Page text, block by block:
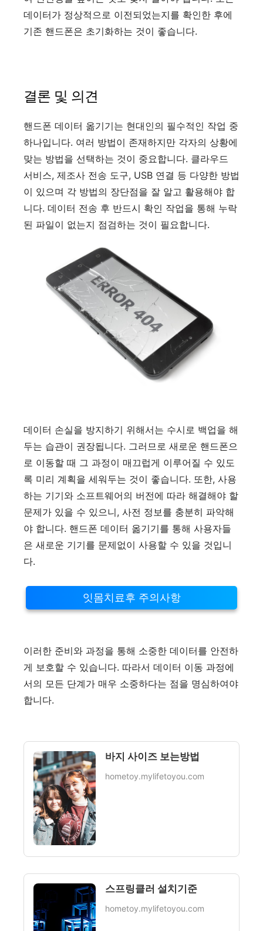
데이터가 정상적으로 이전되었는지를 확인한 후에
기존 핸드폰은 초기화하는 것이 좋습니다.
결론 및 의견
핸드폰 데이터 옮기기는 현대인의 필수적인 작업 중
하나입니다. 여러 방법이 존재하지만 각자의 상황에
맞는 방법을 선택하는 것이 중요합니다. 클라우드
서비스, 제조사 전송 도구, USB 연결 등 다양한 방법
이 있으며 각 방법의 장단점을 잘 알고 활용해야 합
니다. 데이터 전송 후 반드시 확인 작업을 통해 누락
된 파일이 없는지 점검하는 것이 필요합니다.
데이터 손실을 방지하기 위해서는 수시로 백업을 해
두는 습관이 권장됩니다. 그러므로 새로운 핸드폰으
로 이동할 때 그 과정이 매끄럽게 이루어질 수 있도
록 미리 계획을 세워두는 것이 좋습니다. 또한, 사용
하는 기기와 소프트웨어의 버전에 따라 해결해야 할
문제가 있을 수 있으니, 사전 정보를 충분히 파악해
야 합니다. 핸드폰 데이터 옮기기를 통해 사용자들
은 새로운 기기를 문제없이 사용할 수 있을 것입니
다.
잇몸치료후 주의사항
이러한 준비와 과정을 통해 소중한 데이터를 안전하
게 보호할 수 있습니다. 따라서 데이터 이동 과정에
서의 모든 단계가 매우 소중하다는 점을 명심하여야
합니다.
바지 사이즈 보는방법
hometoy.mylifetoyou.com
스프링클러 설치기준
hometoy.mylifetoyou.com